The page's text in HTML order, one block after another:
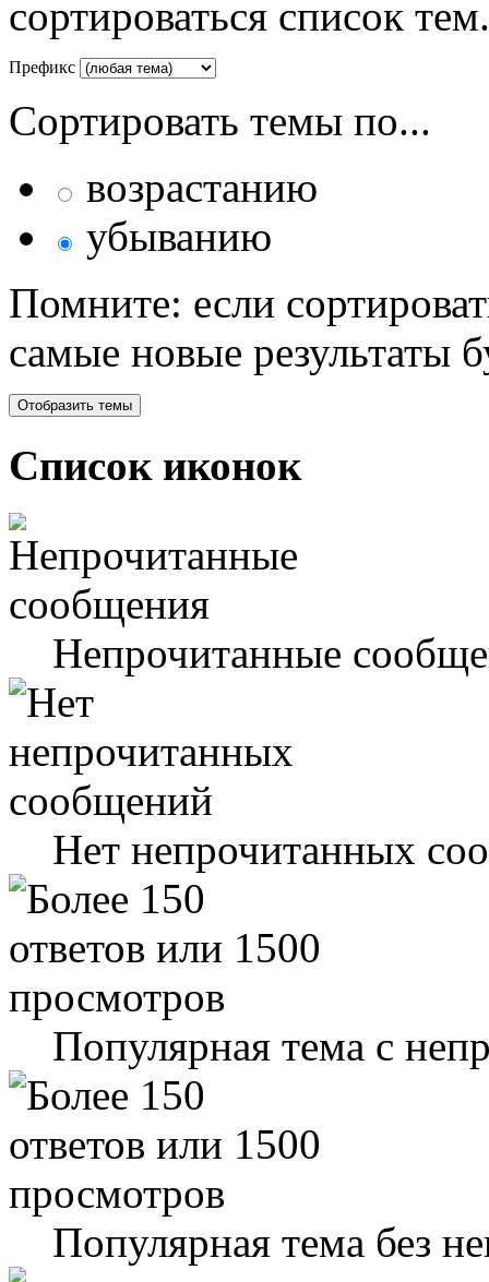
сортироваться список тем.
Префикс
Сортировать темы по...
возрастанию
убыванию
Помните: если
самые новые результаты
Список иконок
Непрочитанные
Нет непрочитанных
Популярная тема с
Популярная тема без